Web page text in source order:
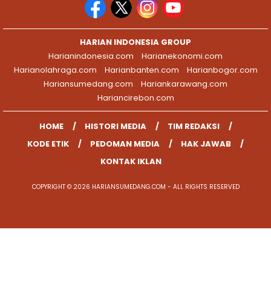
HARIAN INDONESIA GROUP
Harianindonesia.com
Harianekonomi.com
Harianolahraga.com
Harianbanten.com
Harianbogor.com
Hariansumedang.com
Hariankarawang.com
Hariancirebon.com
HOME HISTORI MEDIA
TIM REDAKSI
KODE ETIK
PEDOMAN MEDIA
HAK JAWAB
KONTAK IKLAN
COPYRIGHT © 2026 HARIANSUMEDANG.COM - ALL RIGHTS RESERVED